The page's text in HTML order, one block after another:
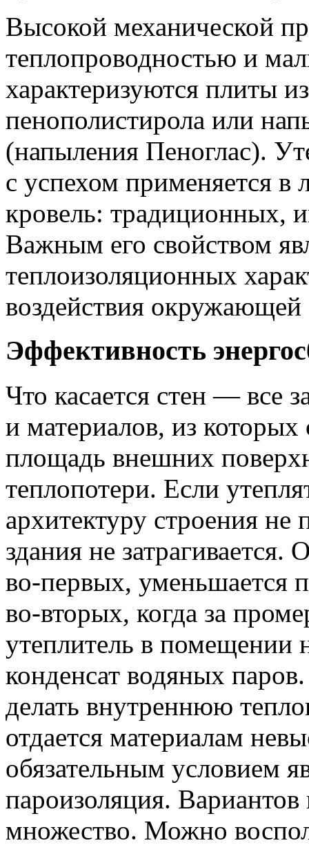
Высокой механической
теплопроводностью и
характеризуются плиты
пенополистирола или
(напыления Пеноглас).
с успехом применяется
кровель: традиционных,
Важным его свойством
теплоизоляционных
воздействия окружающей
Эффективность
Что касается стен — все
и материалов, из
площадь внешних
теплопотери. Если
архитектуру строения не
здания не
во-первых, уменьшается
во-вторых, когда за
утеплитель в помещении
конденсат водяных
делать внутреннюю
отдается материалам
обязательным условием
пароизоляция.
множество. Можно